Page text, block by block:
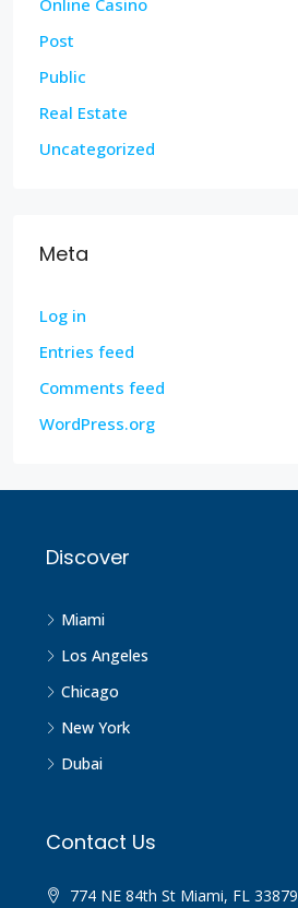
Online Casino
Post
Public
Real Estate
Uncategorized
Meta
Log in
Entries feed
Comments feed
WordPress.org
Discover
Miami
Los Angeles
Chicago
New York
Dubai
Contact Us
774 NE 84th St Miami, FL 33879